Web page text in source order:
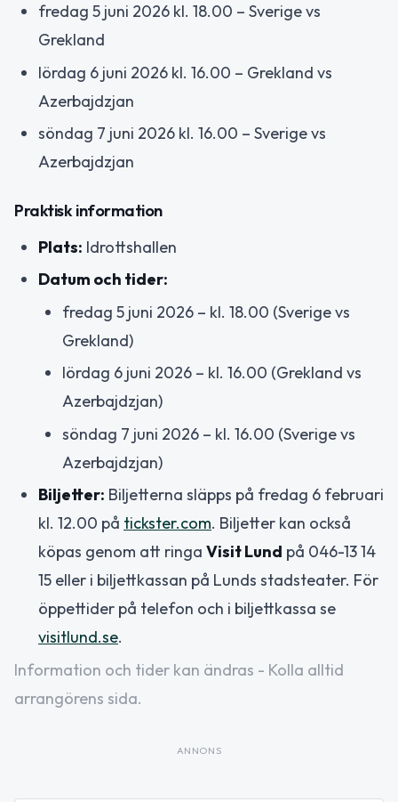
fredag 5 juni 2026 kl. 18.00 – Sverige vs
Grekland
lördag 6 juni 2026 kl. 16.00 – Grekland vs
Azerbajdzjan
söndag 7 juni 2026 kl. 16.00 – Sverige vs
Azerbajdzjan
Praktisk information
Plats: Idrottshallen
Datum och tider:
fredag 5 juni 2026 – kl. 18.00 (Sverige vs
Grekland)
lördag 6 juni 2026 – kl. 16.00 (Grekland vs
Azerbajdzjan)
söndag 7 juni 2026 – kl. 16.00 (Sverige vs
Azerbajdzjan)
Biljetter: Biljetterna släpps på fredag 6 februari
kl. 12.00 på tickster.com. Biljetter kan också
köpas genom att ringa Visit Lund på 046-13 14
15 eller i biljettkassan på Lunds stadsteater. För
öppettider på telefon och i biljettkassa se
visitlund.se.
Information och tider kan ändras - Kolla alltid
arrangörens sida.
ANNONS